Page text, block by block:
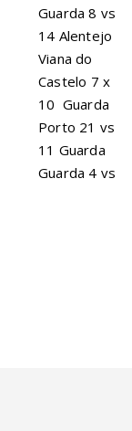
Guarda 8 vs
14 Alentejo
Viana do
Castelo 7 x
10 Guarda
Porto 21 vs
11 Guarda
Guarda 4 vs